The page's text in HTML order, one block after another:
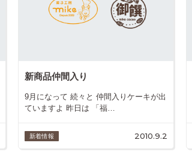
新商品仲間入り
9月になって 続々と 仲間入りケーキが出
ていますよ 昨日は 「福…
新着情報 2010.9.2